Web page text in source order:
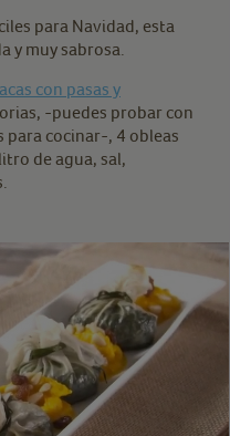
para Navidad, esta
y muy sabrosa.
con pasas y
-puedes probar con
para cocinar-, 4 obleas
de agua, sal,